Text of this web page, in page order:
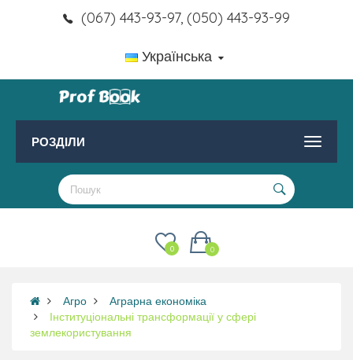
(067) 443-93-97, (050) 443-93-99
Українська
РОЗДІЛИ
0
0
Агро
Аграрна економіка
Інституціональні трансформації у сфері
землекористування